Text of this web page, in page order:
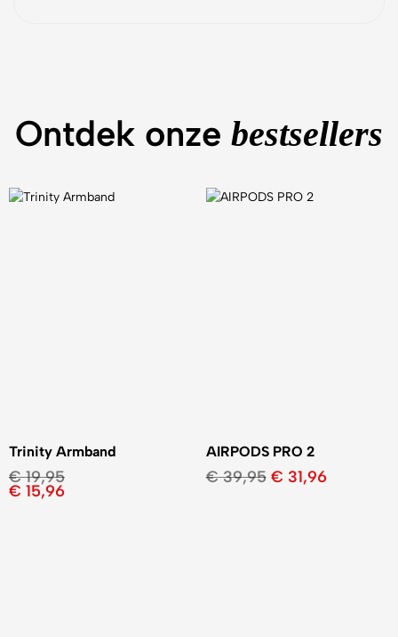
Ontdek onze bestsellers
Trinity Armband
€19,95
€ 15,96
AIRPODS PRO 2
€39,95 € 31,96